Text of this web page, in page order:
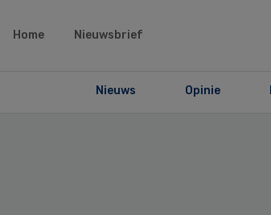
Home Nieuwsbrief
Nieuws Opinie